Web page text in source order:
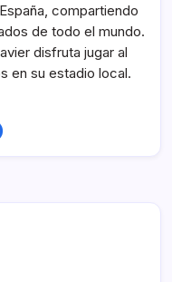
compartiendo
de todo el mundo.
disfruta jugar al
en su estadio local.